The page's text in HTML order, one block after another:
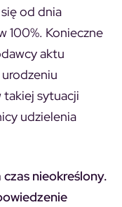
od dnia
100%. Konieczne
aktu
takiej sytuacji
udzielenia
czas nieokreślony.